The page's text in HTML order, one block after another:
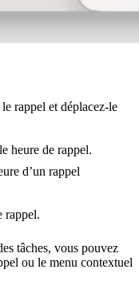
rappel et déplacez-le
heure de rappel.
d’un rappel
rappel.
tâches, vous pouvez
ou le menu contextuel